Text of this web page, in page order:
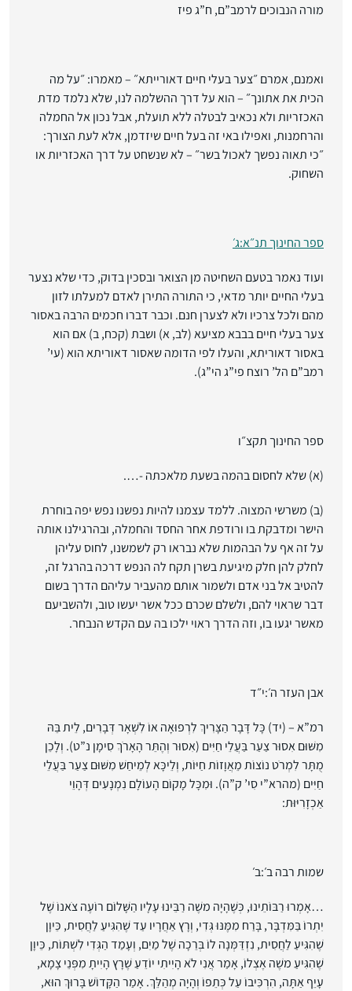
מורה הנבוכים לרמב”ם, ח”ג פיז
ואמנם, אמרם ״צער בעלי חיים דאורייתא״ – מאמרו: ״על מה
הכית את אתונך״ – הוא על דרך ההשלמה לנו, שלא נלמד מדת
האכזריות ולא נכאיב לבטלה ללא תועלת, אבל נכון אל החמלה
והרחמנות, ואפילו באי זה בעל חיים שיזדמן, אלא לעת הצורך:
״כי תאוה נפשך לאכול בשר״ – לא שנשחט על דרך האכזריות או
השחוק.
ספר החינוך תנ״א:ג׳
ועוד נאמר בטעם השחיטה מן הצואר ובסכין בדוק, כדי שלא נצער
בעלי החיים יותר מדאי, כי התורה התירן לאדם למעלתו לזון
מהם ולכל צרכיו ולא לצערן חנם. וכבר דברו חכמים הרבה באסור
צער בעלי חיים בבבא מציעא (לב, א) ושבת (קכח, ב) אם הוא
באסור דאוריתא, והעלו לפי הדומה שאסור דאוריתא הוא (עי’
רמב”ם הל’ רוצח פי”ג הי”ג).
ספר החינוך תקצ״ו
(א) שלא לחסום בהמה בשעת מלאכתה -….
(ב) משרשי המצוה. ללמד עצמנו להיות נפשנו נפש יפה בוחרת
הישר ומדבקת בו ורודפת אחר החסד והחמלה, ובהרגילנו אותה
על זה אף על הבהמות שלא נבראו רק לשמשנו, לחוס עליהן
לחלק להן חלק מיגיעת בשרן תקח לה הנפש דרכה בהרגל זה,
להטיב אל בני אדם ולשמור אותם מהעביר עליהם הדרך בשום
דבר שראוי להם, ולשלם שכרם ככל אשר יעשו טוב, ולהשביעם
מאשר יגעו בו, וזה הדרך ראוי ילכו בה עם הקדש הנבחר.
אבן העזר ה׳:י״ד
רמ”א – (יד) כָּל דָּבָר הַצָּרִיךְ לִרְפוּאָה אוֹ לִשְׁאָר דְּבָרִים, לֵית בֵּהּ
מִשּׁוּם אִסוּר צַעַר בַּעֲלֵי חַיִּים (אִסוּר וְהֶתֵּר הָאָרֹךְ סִימָן נ”ט). וְלָכֵן
מֻתָּר לִמְרֹט נוֹצוֹת מֵאֲוָזוֹת חַיּוֹת, וְלֵיכָּא לְמֵיחַשׁ מִשּׁוּם צַעַר בַּעֲלֵי
חַיִּים (מהרא”י סִי’ ק”ה). וּמִכָּל מָקוֹם הָעוֹלָם נִמְנָעִים דְּהָוֵי
אַכְזָרִיּוּת:
שמות רבה ב׳:ב׳
…אָמְרוּ רַבּוֹתֵינוּ, כְּשֶׁהָיָה משֶׁה רַבֵּינוּ עָלָיו הַשָּׁלוֹם רוֹעֶה צֹאנוֹ שֶׁל
יִתְרוֹ בַּמִּדְבָּר, בָּרַח מִמֶּנּוּ גְּדִי, וְרָץ אַחֲרָיו עַד שֶׁהִגִּיעַ לַחֲסִית, כֵּיוָן
שֶׁהִגִּיעַ לַחֲסִית, נִזְדַּמְּנָה לוֹ בְּרֵכָה שֶׁל מַיִם, וְעָמַד הַגְּדִי לִשְׁתּוֹת, כֵּיוָן
שֶׁהִגִּיעַ משֶׁה אֶצְלוֹ, אָמַר אֲנִי לֹא הָיִיתִי יוֹדֵעַ שֶׁרָץ הָיִיתָ מִפְּנֵי צָמָא,
עָיֵף אַתָּה, הִרְכִּיבוֹ עַל כְּתֵפוֹ וְהָיָה מְהַלֵּךְ. אָמַר הַקָּדוֹשׁ בָּרוּךְ הוּא,